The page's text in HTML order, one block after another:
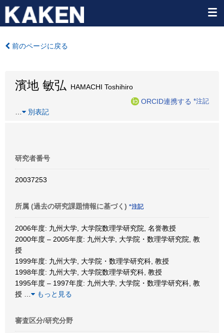
前のページに戻る
濱地 敏弘 HAMACHI Toshihiro
ORCID連携する *注記
別表記
研究者番号
20037253
所属 (過去の研究課題情報に基づく) *注記
2006年度: 九州大学, 大学院数理学研究院, 名誉教授
2000年度 – 2005年度: 九州大学, 大学院・数理学研究院, 教
授
1999年度: 九州大学, 大学院・数理学研究科, 教授
1998年度: 九州大学, 大学院数理学研究科, 教授
1995年度 – 1997年度: 九州大学, 大学院・数理学研究科, 教
授
もっと見る
審査区分/研究分野